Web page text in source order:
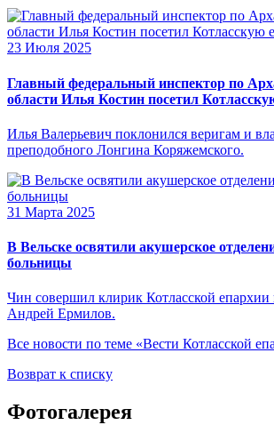
23 Июля 2025
Главный федеральный инспектор по
области Илья Костин посетил
Илья Валерьевич поклонился веригам и
преподобного Лонгина Коряжемского.
31 Марта 2025
В Вельске освятили акушерское
больницы
Чин совершил клирик Котласской епархии
Андрей Ермилов.
Все новости по теме «Вести Котласской
Возврат к списку
Фотогалерея